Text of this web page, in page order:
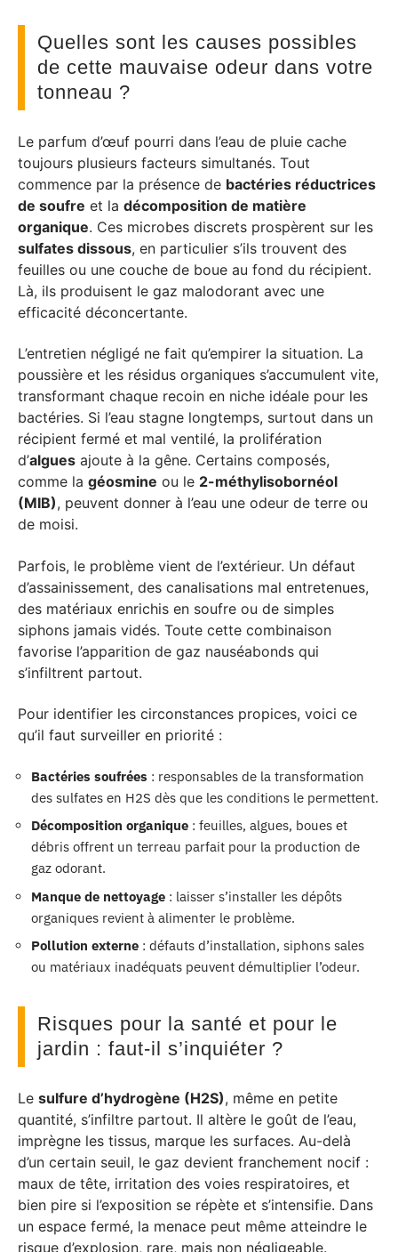
Quelles sont les causes possibles
de cette mauvaise odeur dans votre
tonneau ?
Le parfum d’œuf pourri dans l’eau de pluie cache
toujours plusieurs facteurs simultanés. Tout
commence par la présence de bactéries réductrices
de soufre et la décomposition de matière
organique. Ces microbes discrets prospèrent sur les
sulfates dissous, en particulier s’ils trouvent des
feuilles ou une couche de boue au fond du récipient.
Là, ils produisent le gaz malodorant avec une
efficacité déconcertante.
L’entretien négligé ne fait qu’empirer la situation. La
poussière et les résidus organiques s’accumulent vite,
transformant chaque recoin en niche idéale pour les
bactéries. Si l’eau stagne longtemps, surtout dans un
récipient fermé et mal ventilé, la prolifération
d’algues ajoute à la gêne. Certains composés,
comme la géosmine ou le 2-méthylisobornéol
(MIB), peuvent donner à l’eau une odeur de terre ou
de moisi.
Parfois, le problème vient de l’extérieur. Un défaut
d’assainissement, des canalisations mal entretenues,
des matériaux enrichis en soufre ou de simples
siphons jamais vidés. Toute cette combinaison
favorise l’apparition de gaz nauséabonds qui
s’infiltrent partout.
Pour identifier les circonstances propices, voici ce
qu’il faut surveiller en priorité :
Bactéries soufrées : responsables de la transformation
des sulfates en H2S dès que les conditions le permettent.
Décomposition organique : feuilles, algues, boues et
débris offrent un terreau parfait pour la production de
gaz odorant.
Manque de nettoyage : laisser s’installer les dépôts
organiques revient à alimenter le problème.
Pollution externe : défauts d’installation, siphons sales
ou matériaux inadéquats peuvent démultiplier l’odeur.
Risques pour la santé et pour le
jardin : faut-il s’inquiéter ?
Le sulfure d’hydrogène (H2S), même en petite
quantité, s’infiltre partout. Il altère le goût de l’eau,
imprègne les tissus, marque les surfaces. Au-delà
d’un certain seuil, le gaz devient franchement nocif :
maux de tête, irritation des voies respiratoires, et
bien pire si l’exposition se répète et s’intensifie. Dans
un espace fermé, la menace peut même atteindre le
risque d’explosion, rare, mais non négligeable.